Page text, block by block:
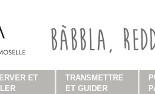
ET
TRANSMETTRE
ET GUIDER